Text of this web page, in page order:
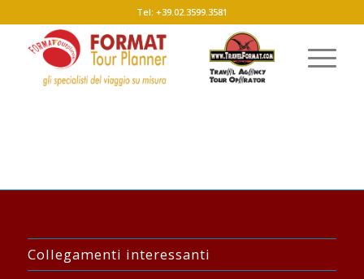
Tel: +39.02.3599.3581
Collegamenti interessanti